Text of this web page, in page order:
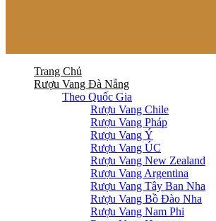
Trang Chủ
Rượu Vang Đà Nẵng
Theo Quốc Gia
Rượu Vang Chile
Rượu Vang Pháp
Rượu Vang Ý
Rượu Vang ÚC
Rượu Vang New Zealand
Rượu Vang Argentina
Rượu Vang Tây Ban Nha
Rượu Vang Bồ Đào Nha
Rượu Vang Nam Phi